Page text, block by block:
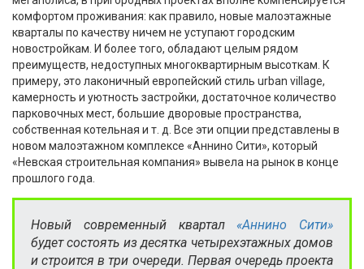
комфортом проживания: как правило, новые малоэтажные
кварталы по качеству ничем не уступают городским
новостройкам. И более того, обладают целым рядом
преимуществ, недоступных многоквартирным высоткам. К
примеру, это лаконичный европейский стиль urban village,
камерность и уютность застройки, достаточное количество
парковочных мест, большие дворовые пространства,
собственная котельная и т. д. Все эти опции представлены в
новом малоэтажном комплексе «Аннино Сити», который
«Невская строительная компания» вывела на рынок в конце
прошлого года.
Новый современный квартал «Аннино Сити»
будет состоять из десятка четырехэтажных домов
и строится в три очереди. Первая очередь проекта